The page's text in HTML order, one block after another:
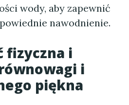
wody, aby zapewnić
nawodnienie.
fizyczna i
i
piękna